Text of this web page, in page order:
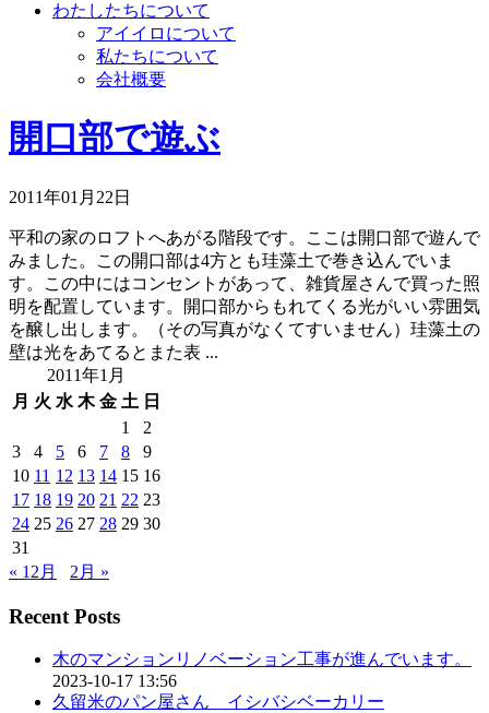
わたしたちについて
アイイロについて
私たちについて
会社概要
開口部で遊ぶ
2011年01月22日
平和の家のロフトへあがる階段です。ここは開口部で遊んで
みました。この開口部は4方とも珪藻土で巻き込んでいま
す。この中にはコンセントがあって、雑貨屋さんで買った照
明を配置しています。開口部からもれてくる光がいい雰囲気
を醸し出します。（その写真がなくてすいません）珪藻土の
壁は光をあてるとまた表 ...
2011年1月
月 火 水 木 金 土 日
1
2
3
4 5 6 7 8
9
10 11 12 13 14 15 16
17 18 19 20 21 22 23
24 25 26 27 28 29 30
31
« 12月
2月 »
Recent Posts
木のマンションリノベーション工事が進んでいます。
2023-10-17 13:56
久留米のパン屋さん イシバシベーカリー